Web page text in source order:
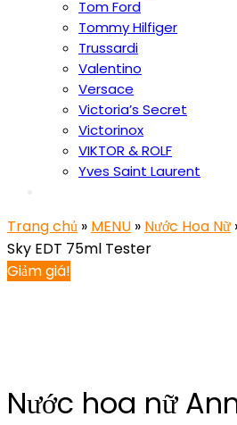
Tom Ford
Tommy Hilfiger
Trussardi
Valentino
Versace
Victoria’s Secret
Victorinox
VIKTOR & ROLF
Yves Saint Laurent
Trang chủ » MENU » Nước Hoa Nữ
Sky EDT 75ml Tester
Giảm giá!
Nước hoa nữ